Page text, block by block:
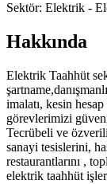
Sektör: Elektrik -
Hakkında
Elektrik Taahhüt
imalatı, kesin
görevlerimizi
Tecrübeli ve
sanayi tesislerini,
restaurantlarını ,
elektrik taahhüt